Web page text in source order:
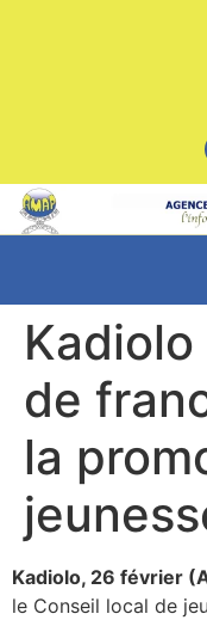
de
la
Kadiolo, 26 février
le Conseil local de